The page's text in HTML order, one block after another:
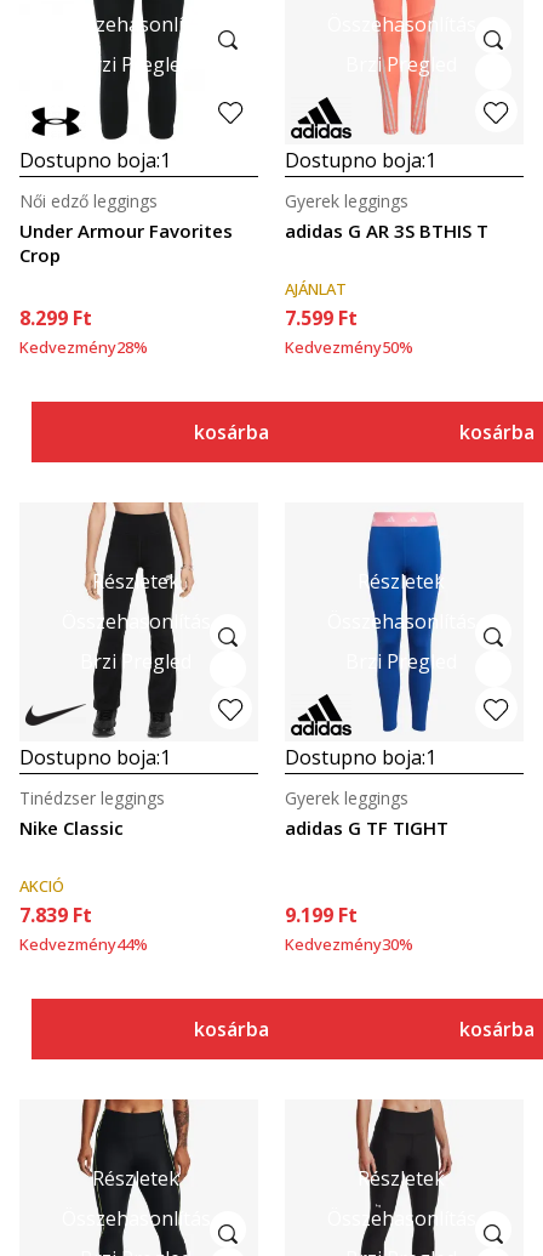
Összehasonlítás
Brzi Pregled
Dostupno boja:1
Under Armour Favorites
Crop
Női edző leggings
8.299 Ft
Kedvezmény28%
kosárba
Összehasonlítás
Brzi Pregled
Dostupno boja:1
adidas G AR 3S BTHIS T
Gyerek leggings
AJÁNLAT
7.599 Ft
Kedvezmény50%
kosárba
Részletek
Összehasonlítás
Brzi Pregled
Dostupno boja:1
Nike Classic
Tinédzser leggings
AKCIÓ
7.839 Ft
Kedvezmény44%
kosárba
Részletek
Összehasonlítás
Brzi Pregled
Dostupno boja:1
adidas G TF TIGHT
Gyerek leggings
9.199 Ft
Kedvezmény30%
kosárba
Részletek
Összehasonlítás
Részletek
Összehasonlítás